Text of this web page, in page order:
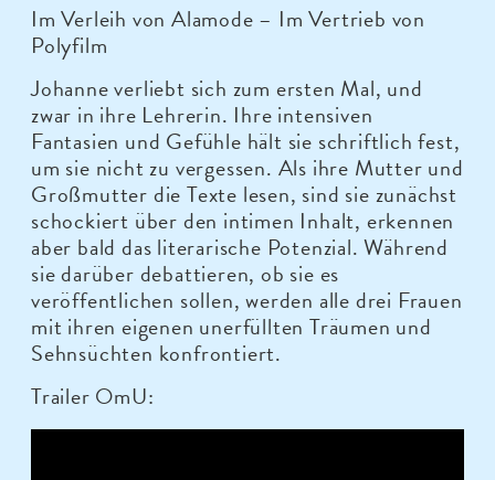
Im Verleih von Alamode – Im Vertrieb von
Polyfilm
Johanne verliebt sich zum ersten Mal, und
zwar in ihre Lehrerin. Ihre intensiven
Fantasien und Gefühle hält sie schriftlich fest,
um sie nicht zu vergessen. Als ihre Mutter und
Großmutter die Texte lesen, sind sie zunächst
schockiert über den intimen Inhalt, erkennen
aber bald das literarische Potenzial. Während
sie darüber debattieren, ob sie es
veröffentlichen sollen, werden alle drei Frauen
mit ihren eigenen unerfüllten Träumen und
Sehnsüchten konfrontiert.
Trailer OmU: